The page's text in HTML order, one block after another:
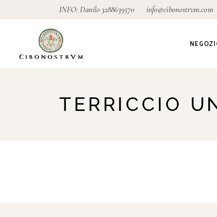
INFO: Danilo 3288639570 info@cibonostrvm.com
TERRICCIO